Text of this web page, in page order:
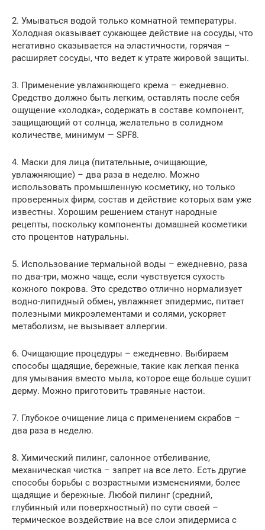
2. Умываться водой только комнатной температуры.
Холодная оказывает сужающее действие на сосуды, что
негативно сказывается на эластичности, горячая –
расширяет сосуды, что ведет к утрате жировой защиты.
3. Применение увлажняющего крема – ежедневно.
Средство должно быть легким, оставлять после себя
ощущение «холодка», содержать в составе компонент,
защищающий от солнца, желательно в солидном
количестве, минимум — SPF8.
4. Маски для лица (питательные, очищающие,
увлажняющие) – два раза в неделю. Можно
использовать промышленную косметику, но только
проверенных фирм, состав и действие которых вам уже
известны. Хорошим решением станут народные
рецепты, поскольку компоненты домашней косметики
сто процентов натуральны.
5. Использование термальной воды – ежедневно, раза
по два-три, можно чаще, если чувствуется сухость
кожного покрова. Это средство отлично нормализует
водно-липидный обмен, увлажняет эпидермис, питает
полезными микроэлементами и солями, ускоряет
метаболизм, не вызывает аллергии.
6. Очищающие процедуры – ежедневно. Выбираем
способы щадящие, бережные, такие как легкая пенка
для умывания вместо мыла, которое еще больше сушит
дерму. Можно приготовить травяные настои.
7. Глубокое очищение лица с применением скрабов –
два раза в неделю.
8. Химический пилинг, салонное отбеливание,
механическая чистка – запрет на все лето. Есть другие
способы борьбы с возрастными изменениями, более
щадящие и бережные. Любой пилинг (средний,
глубинный или поверхностный) по сути своей –
термическое воздействие на все слои эпидермиса с